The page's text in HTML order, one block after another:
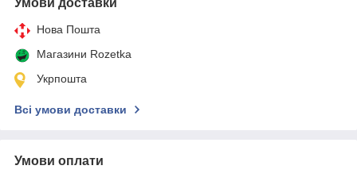
Умови доставки
Нова Пошта
Магазини Rozetka
Укрпошта
Всі умови доставки
Умови оплати